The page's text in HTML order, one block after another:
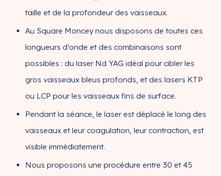
taille et de la profondeur des vaisseaux.
Au Square Moncey nous disposons de toutes ces
longueurs d'onde et des combinaisons sont
possibles : du laser Nd YAG idéal pour cibler les
gros vaisseaux bleus profonds, et des lasers KTP
ou LCP pour les vaisseaux fins de surface.
Pendant la séance, le laser est déplacé le long des
vaisseaux et leur coagulation, leur contraction, est
visible immédiatement.
Nous proposons une procédure entre 30 et 45